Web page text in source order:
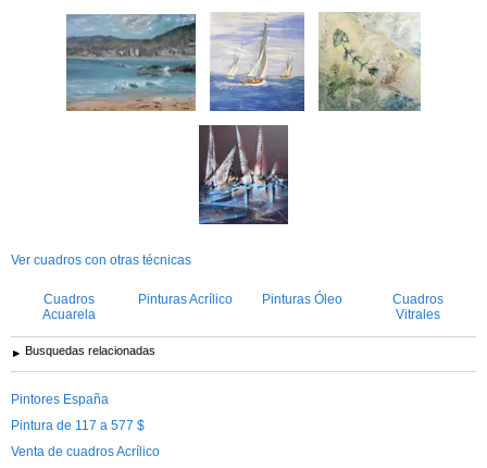
Ver cuadros con otras técnicas
Cuadros
Acuarela
Pinturas Acrílico Pinturas Óleo
Cuadros
Vitrales
Busquedas relacionadas
Pintores España
Pintura de 117 a 577 $
Venta de cuadros Acrílico